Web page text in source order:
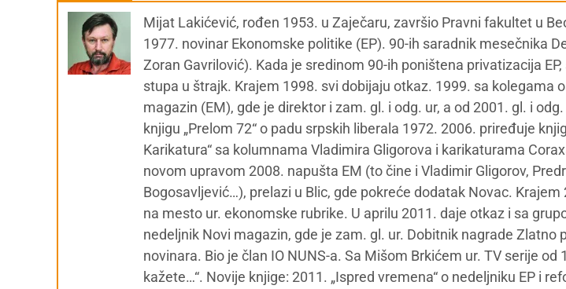
Mijat Lakićević, rođen 1953. u Zaječaru, završio Pravni fakultet u
1977. novinar Ekonomske politike (EP). 90-ih saradnik mesečnika
Zoran Gavrilović). Kada je sredinom 90-ih poništena privatizacija
stupa u štrajk. Krajem 1998. svi dobijaju otkaz. 1999. sa kolegama
magazin (EM), gde je direktor i zam. gl. i odg. ur, a od 2001. gl. i
knjigu „Prelom 72“ o padu srpskih liberala 1972. 2006. priređuje
Karikatura“ sa kolumnama Vladimira Gligorova i karikaturama
novom upravom 2008. napušta EM (to čine i Vladimir Gligorov,
Bogosavljević…), prelazi u Blic, gde pokreće dodatak Novac. Krajem
na mesto ur. ekonomske rubrike. U aprilu 2011. daje otkaz i sa
nedeljnik Novi magazin, gde je zam. gl. ur. Dobitnik nagrade Zlatno
novinara. Bio je član IO NUNS-a. Sa Mišom Brkićem ur. TV serije od
kažete…“. Novije knjige: 2011. „Ispred vremena“ o nedeljniku EP i